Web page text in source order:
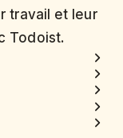
travail et leur
Todoist.